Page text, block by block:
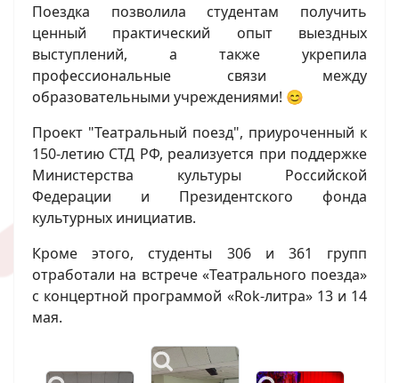
Поездка позволила студентам получить
ценный практический опыт выездных
выступлений, а также укрепила
профессиональные связи между
образовательными учреждениями! 😊
Проект "Театральный поезд", приуроченный к
150-летию СТД РФ, реализуется при поддержке
Министерства культуры Российской
Федерации и Президентского фонда
культурных инициатив.
Кроме этого, студенты 306 и 361 групп
отработали на встрече «Театрального поезда»
с концертной программой «Rok-литра» 13 и 14
мая.